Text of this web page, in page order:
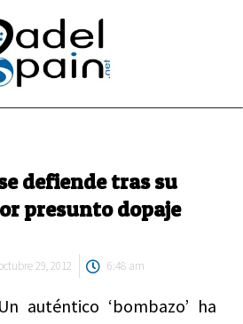
defiende tras su
presunto dopaje
29, 2012 6:48 am
Un auténtico ‘bombazo’ ha